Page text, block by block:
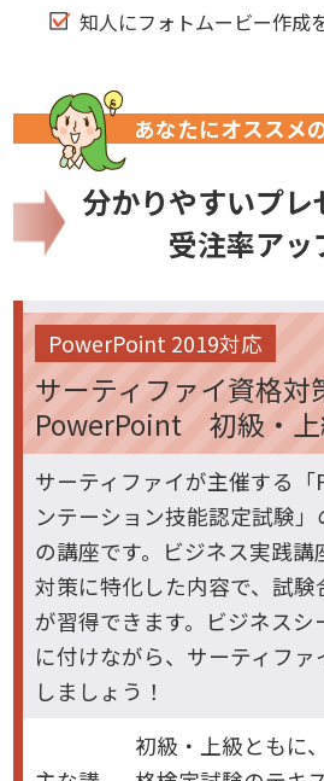
知人にフォトムービー作成
あなたにオススメ
分かりやすいプレ
受注率アッ
PowerPoint 2019対応
サーティファイ資格
PowerPoint 初級・
サーティファイが主催する
ンテーション技能認定試験
の講座です。ビジネス実践
対策に特化した内容で、試
が習得できます。ビジネス
に付けながら、サーティフ
しましょう！
初級・上級ともに